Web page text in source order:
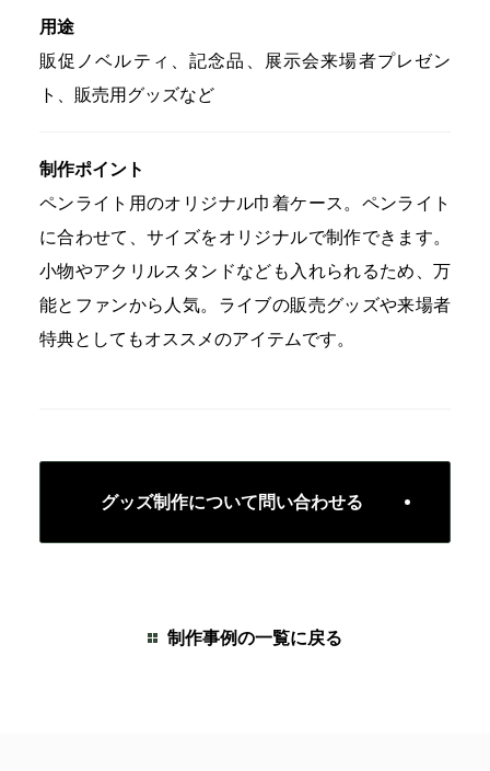
用途
販促ノベルティ、記念品、展示会来場者プレゼン
ト、販売用グッズなど
制作ポイント
ペンライト用のオリジナル巾着ケース。ペンライト
に合わせて、サイズをオリジナルで制作できます。
小物やアクリルスタンドなども入れられるため、万
能とファンから人気。ライブの販売グッズや来場者
特典としてもオススメのアイテムです。
グッズ制作について問い合わせる
制作事例の一覧に戻る